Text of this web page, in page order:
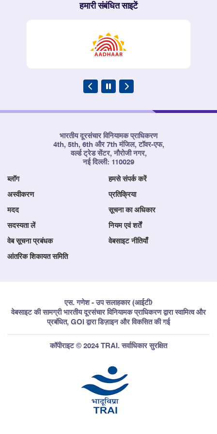
हमारी संबंधित साइटें
भारतीय दूरसंचार विनियामक प्राधिकरण
4th, 5th, 6th और 7th मंजिल, टॉवर-एफ,
वर्ल्ड ट्रेड सेंटर, नौरोजी नगर,
नई दिल्ली: 110029
ब्लॉग हमसे संपर्क करें
अस्वीकरण प्रतिक्रिया
मदद सूचना का अधिकार
सदस्यता लें नियम एवं शर्तें
वेब सूचना प्रबंधक वेबसाइट नीतियाँ
आंतरिक शिकायत समिति
एस. गणेश - उप सलाहकार (आईटी)
वेबसाइट की सामग्री भारतीय दूरसंचार विनियामक प्राधिकरण द्वारा स्वामित्व और
प्रबंधित, GOI द्वारा डिज़ाइन और विकसित की गई
कॉपीराइट © 2024 TRAI. सर्वाधिकार सुरक्षित